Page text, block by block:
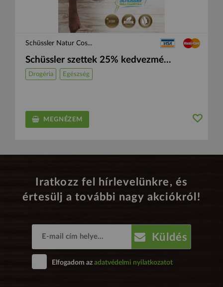
Schüssler Natur Cos...
Schüssler szettek 25% kedvezmé...
Drogéria Egészség
MEGNÉZEM
Iratkozz fel hírlevelünkre, és
értesülj a további nagy akciókról!
Küldés
Elfogadom az adatvédelmi nyilatkozatot